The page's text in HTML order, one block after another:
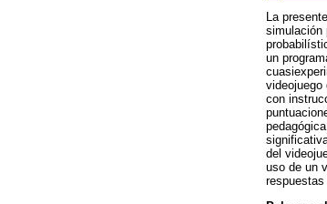
La
simulación
un
videojuego
con
del
uso de un